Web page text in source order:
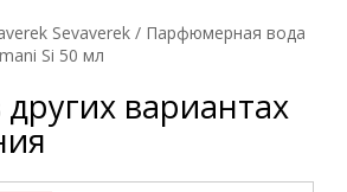
Sevaverek / Парфюмерная вода
Si 50 мл
вариантах